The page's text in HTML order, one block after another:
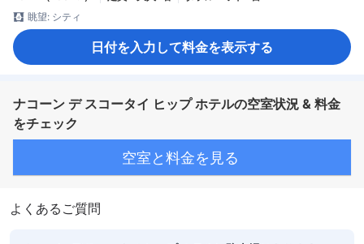
眺望: シティ
日付を入力して料金を表示する
ナコーン デ スコータイ ヒップ ホテルの空室状況 & 料金
をチェック
空室と料金を見る
よくあるご質問